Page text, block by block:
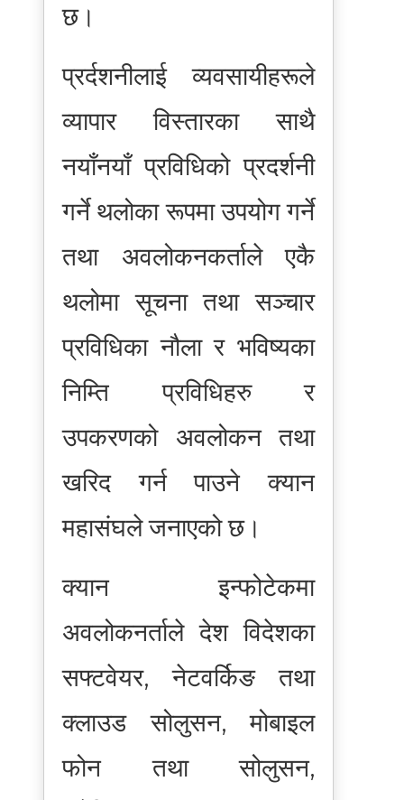
छ।
प्रर्दशनीलाई व्यवसायीहरूले
व्यापार विस्तारका साथै
नयाँनयाँ प्रविधिको प्रदर्शनी
गर्ने थलोका रूपमा उपयोग गर्ने
तथा अवलोकनकर्ताले एकै
थलोमा सूचना तथा सञ्चार
प्रविधिका नौला र भविष्यका
निम्ति प्रविधिहरु र
उपकरणको अवलोकन तथा
खरिद गर्न पाउने क्यान
महासंघले जनाएको छ।
क्यान इन्फोटेकमा
अवलोकनर्ताले देश विदेशका
सफ्टवेयर, नेटवर्किङ तथा
क्लाउड सोलुसन, मोबाइल
फोन तथा सोलुसन,